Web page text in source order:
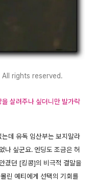
rights reserved.
살려주나 싶더니만 발가락
데 유독 임산부는 보지말라
나 싶군요. 엔딩도 조금은 허
겼던 [킹콩]의 비극적 결말을
린 예티에게 선택의 기회를